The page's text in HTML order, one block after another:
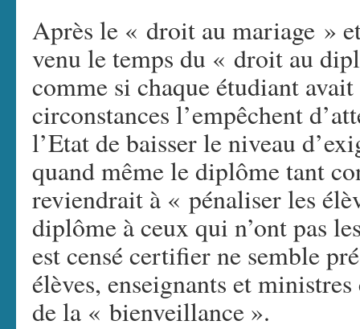
Après le « droit au mariage »
venu le temps du « droit au
comme si chaque étudiant
circonstances l’empêchent
l’Etat de baisser le niveau
quand même le diplôme tant
reviendrait à « pénaliser les
diplôme à ceux qui n’ont pas
est censé certifier ne semble
élèves, enseignants et
de la « bienveillance ».